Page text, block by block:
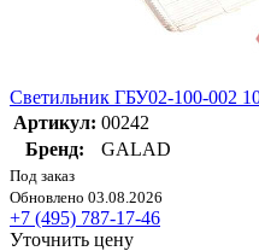
Светильник ГБУ02-100-002
Артикул: 00242
Бренд:
GALAD
Под заказ
Обновлено 03.08.2026
+7 (495) 787-17-46
Уточнить цену